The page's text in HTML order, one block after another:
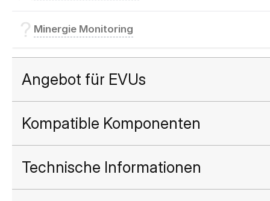
Minergie Monitoring
Angebot für EVUs
Kompatible Komponenten
Technische Informationen